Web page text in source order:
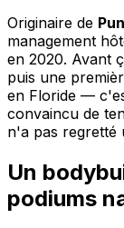
Originaire de
management
en 2020. Avant
puis une
en Floride —
convaincu de
n'a pas regretté
Un
podiums